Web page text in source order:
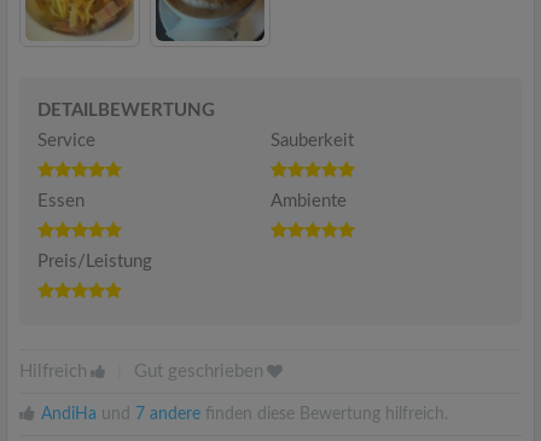
DETAILBEWERTUNG
Service
Sauberkeit
Essen Ambiente
Preis/Leistung
Hilfreich Gut geschrieben
AndiHa und 7 andere finden diese Bewertung hilfreich.